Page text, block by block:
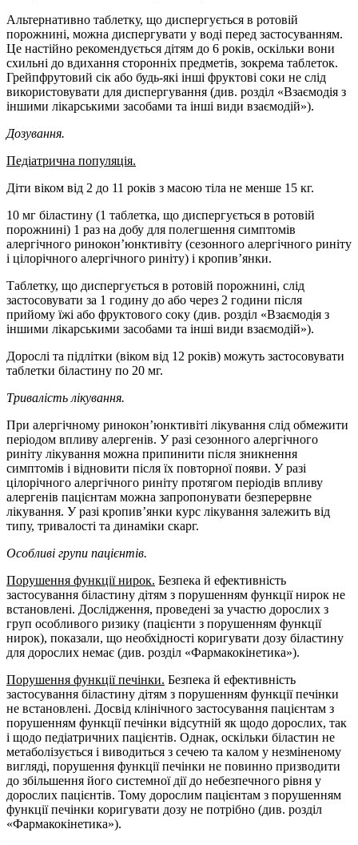
Альтернативно таблетку, що диспергується в ротовій
порожнині, можна диспергувати у воді перед застосуванням.
Це настійно рекомендується дітям до 6 років, оскільки вони
схильні до вдихання сторонніх предметів, зокрема таблеток.
Грейпфрутовий сік або будь-які інші фруктові соки не слід
використовувати для диспергування (див. розділ «Взаємодія з
іншими лікарськими засобами та інші види взаємодій»).
Дозування.
Педіатрична популяція.
Діти віком від 2 до 11 років з масою тіла не менше 15 кг.
10 мг біластину (1 таблетка, що диспергується в ротовій
порожнині) 1 раз на добу для полегшення симптомів
алергічного ринокон’юнктивіту (сезонного алергічного риніту
і цілорічного алергічного риніту) і кропив’янки.
Таблетку, що диспергується в ротовій порожнині, слід
застосовувати за 1 годину до або через 2 години після
прийому їжі або фруктового соку (див. розділ «Взаємодія з
іншими лікарськими засобами та інші види взаємодій»).
Дорослі та підлітки (віком від 12 років) можуть застосовувати
таблетки біластину по 20 мг.
Тривалість лікування.
При алергічному ринокон’юнктивіті лікування слід обмежити
періодом впливу алергенів. У разі сезонного алергічного
риніту лікування можна припинити після зникнення
симптомів і відновити після їх повторної появи. У разі
цілорічного алергічного риніту протягом періодів впливу
алергенів пацієнтам можна запропонувати безперервне
лікування. У разі кропив’янки курс лікування залежить від
типу, тривалості та динаміки скарг.
Особливі групи пацієнтів.
Порушення функції нирок. Безпека й ефективність
застосування біластину дітям з порушенням функції нирок не
встановлені. Дослідження, проведені за участю дорослих з
груп особливого ризику (пацієнти з порушенням функції
нирок), показали, що необхідності коригувати дозу біластину
для дорослих немає (див. розділ «Фармакокінетика»).
Порушення функції печінки. Безпека й ефективність
застосування біластину дітям з порушенням функції печінки
не встановлені. Досвід клінічного застосування пацієнтам з
порушенням функції печінки відсутній як щодо дорослих, так
і щодо педіатричних пацієнтів. Однак, оскільки біластин не
метаболізується і виводиться з сечею та калом у незміненому
вигляді, порушення функції печінки не повинно призводити
до збільшення його системної дії до небезпечного рівня у
дорослих пацієнтів. Тому дорослим пацієнтам з порушенням
функції печінки коригувати дозу не потрібно (див. розділ
«Фармакокінетика»).